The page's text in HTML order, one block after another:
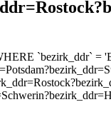
`bezirk_ddr` =